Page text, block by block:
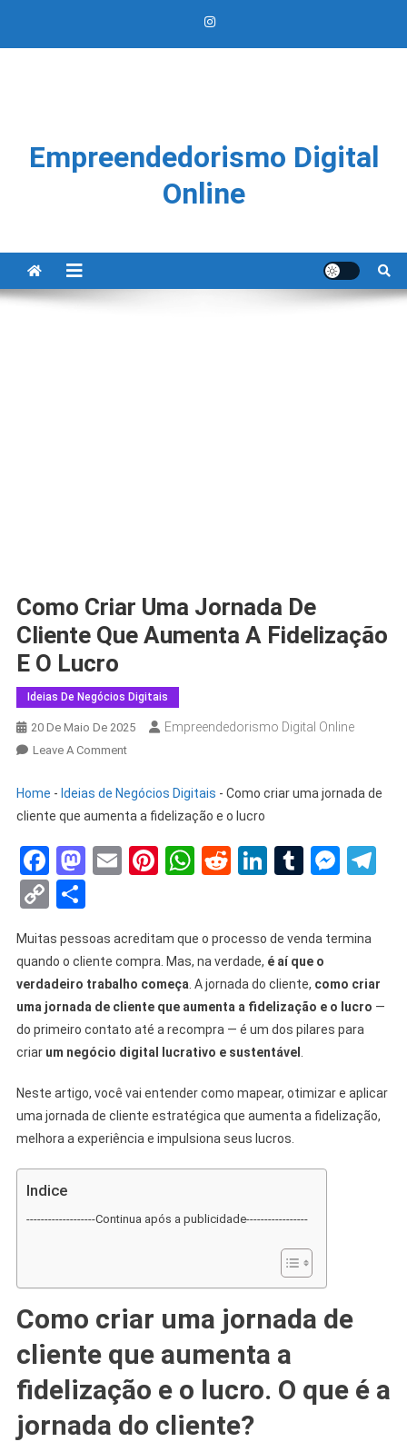
Empreendedorismo Digital
Online
Como Criar Uma Jornada De
Cliente Que Aumenta A Fidelização
E O Lucro
Ideias De Negócios Digitais
20 De Maio De 2025 Empreendedorismo Digital Online
Leave A Comment
Home - Ideias de Negócios Digitais - Como criar uma jornada de
cliente que aumenta a fidelização e o lucro
Facebook
Mastodon
EmailPinterest
WhatsApp
RedditLinkedIn
Tumblr
CopyShare
Muitas pessoas acreditam que o processo de venda termina
quando o cliente compra. Mas, na verdade, é aí que o
verdadeiro trabalho começa . A jornada do cliente, como criar
uma jornada de cliente que aumenta a fidelização e o lucro —
do primeiro contato até a recompra — é um dos pilares para
criar um negócio digital lucrativo e sustentável
Neste artigo, você vai entender como mapear, otimizar e aplicar
uma jornada de cliente estratégica que aumenta a fidelização,
melhora a experiência e impulsiona seus lucros.
Indice
-------------------Continua após a publicidade-----------------
Como criar uma jornada de
cliente que aumenta a
fidelização e o lucro. O que é a
jornada do cliente?